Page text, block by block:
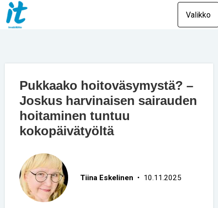
Valikko
Pukkaako hoitoväsymystä? –
Joskus harvinaisen sairauden
hoitaminen tuntuu
kokopäivätyöltä
Tiina Eskelinen • 10.11.2025